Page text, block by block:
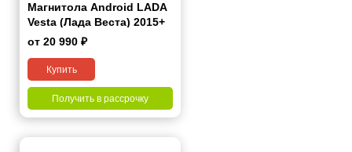
Магнитола Android LADA
Vesta (Лада Веста) 2015+
от 20 990 ₽
Купить
Получить в рассрочку